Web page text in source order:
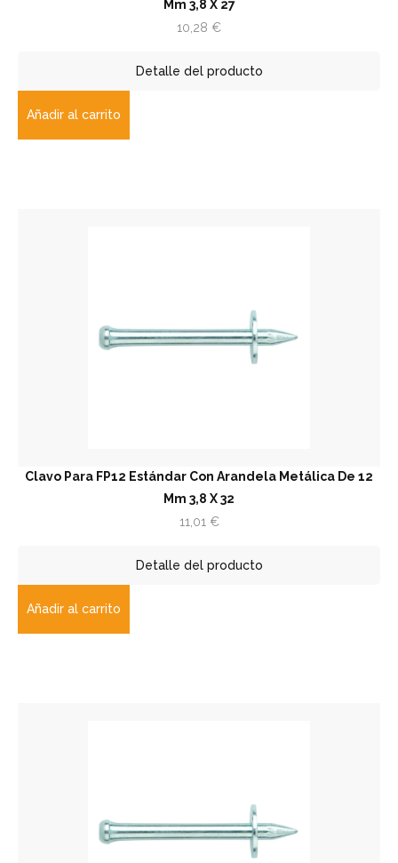
Mm 3,8 X 27
10,28 €
Detalle del producto
Añadir al carrito
Clavo Para FP12 Estándar Con Arandela Metálica De 12
Mm 3,8 X 32
11,01 €
Detalle del producto
Añadir al carrito